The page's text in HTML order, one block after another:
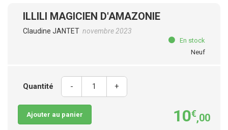
ILLILI MAGICIEN D'AMAZONIE
Claudine JANTET novembre 2023
En stock
Neuf
Quantité - +
Ajouter au panier 10€,00